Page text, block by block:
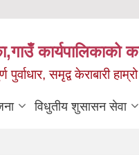
समृद्व केराबारी
विधुतीय शुसासन सेवा